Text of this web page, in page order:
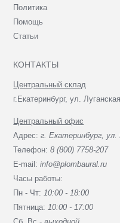
Политика
Помощь
Статьи
КОНТАКТЫ
Центральный склад
г.Екатеринбург, ул.
Центральный офис
Адрес:г. Екатеринбург,
Телефон:8 (800) 7758-207
E-mail:info@plombaural.ru
Часы работы:
Пн - Чт: 10:00 - 18:00
Пятница: 10:00 - 17:00